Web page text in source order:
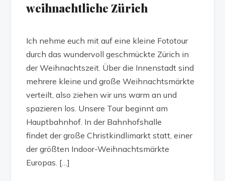
weihnachtliche Zürich
Ich nehme euch mit auf eine kleine Fototour
durch das wundervoll geschmückte Zürich in
der Weihnachtszeit. Über die Innenstadt sind
mehrere kleine und große Weihnachtsmärkte
verteilt, also ziehen wir uns warm an und
spazieren los. Unsere Tour beginnt am
Hauptbahnhof. In der Bahnhofshalle
findet der große Christkindlimarkt statt, einer
der größten Indoor-Weihnachtsmärkte
Europas. […]